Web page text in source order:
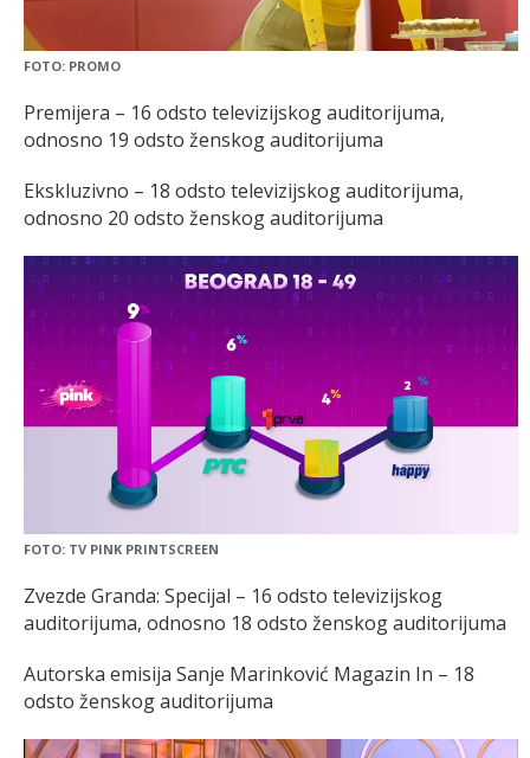
FOTO: PROMO
Premijera – 16 odsto televizijskog auditorijuma,
odnosno 19 odsto ženskog auditorijuma
Ekskluzivno – 18 odsto televizijskog auditorijuma,
odnosno 20 odsto ženskog auditorijuma
FOTO: TV PINK PRINTSCREEN
Zvezde Granda: Specijal – 16 odsto televizijskog
auditorijuma, odnosno 18 odsto ženskog auditorijuma
Autorska emisija Sanje Marinković Magazin In – 18
odsto ženskog auditorijuma